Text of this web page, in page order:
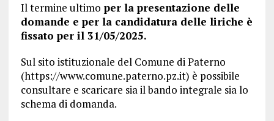
Il termine ultimo per la presentazione delle
domande e per la candidatura delle liriche è
fissato per il 31/05/2025.
Sul sito istituzionale del Comune di Paterno
(https://www.comune.paterno.pz.it) è possibile
consultare e scaricare sia il bando integrale sia lo
schema di domanda.